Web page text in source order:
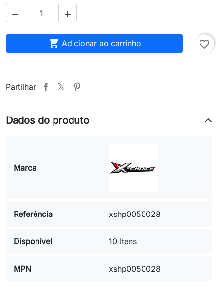
 
 Adicionar ao carrinho favorite_border
Partilhar
Dados do produto
Marca
Referência xshp0050028
Disponível 10 Itens
MPN xshp0050028